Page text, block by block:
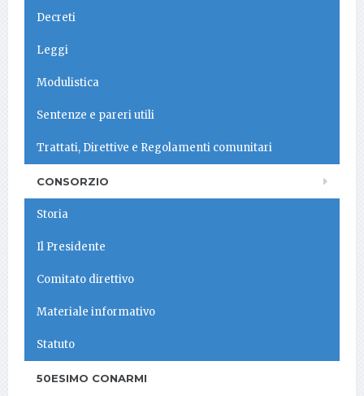
Decreti
Leggi
Modulistica
Sentenze e pareri utili
Trattati, Direttive e Regolamenti comunitari
CONSORZIO
Storia
Il Presidente
Comitato direttivo
Materiale informativo
Statuto
50ESIMO CONARMI